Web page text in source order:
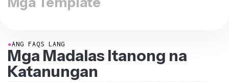
Mga Madalas Itanong na
Katanungan
Mayroon kaming mga sagot sa mga pinakakaraniwang